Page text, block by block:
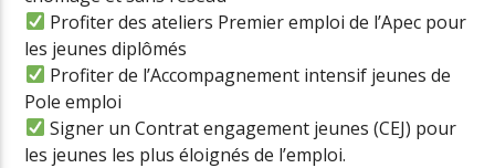
Profiter des ateliers Premier emploi de l’Apec pour
les jeunes diplômés
Profiter de l’Accompagnement intensif jeunes de
Pole emploi
Signer un Contrat engagement jeunes (CEJ) pour
les jeunes les plus éloignés de l’emploi.